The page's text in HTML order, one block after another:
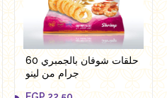
حلقات شوفان بالجمبري 60
جرام من لينو